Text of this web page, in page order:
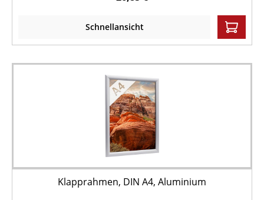
Schnellansicht
Klapprahmen, DIN A4, Aluminium